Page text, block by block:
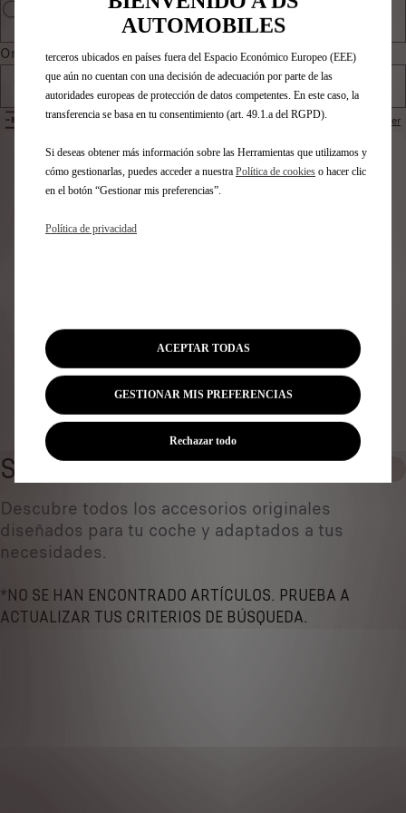
Ordenar por
Todos los productos
FILTROS Restablecer
Identifica tu vehículo
ver los accesorios compatibles
Número de matrícula*
SERVICE CARE
Descubre todos los accesorios originales
diseñados ​​para tu coche y adaptados a tus
necesidades.
*NO SE HAN ENCONTRADO ARTÍCULOS. PRUEBA A
ACTUALIZAR TUS CRITERIOS DE BÚSQUEDA.
AUTOMOBILES
también puede utilizar Herramientas de terceros para mostrar publicidad
terceros ubicados en países fuera del Espacio Económico Europeo (EEE)
que aún no cuentan con una decisión de adecuación por parte de las
autoridades europeas de protección de datos competentes. En este caso, la
transferencia se basa en tu consentimiento (art. 49.1.a del RGPD).
Si deseas obtener más información sobre las Herramientas que utilizamos y
cómo gestionarlas, puedes acceder a nuestra Política de cookies o hacer clic
en el botón “Gestionar mis preferencias”.
Política de privacidad
GESTIONAR MIS PREFERENCIAS
ACEPTAR TODAS
Rechazar todo